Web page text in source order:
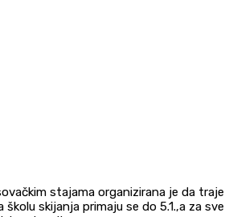
stajama organizirana je da traje
školu skijanja primaju se do 5.1.,a za sve